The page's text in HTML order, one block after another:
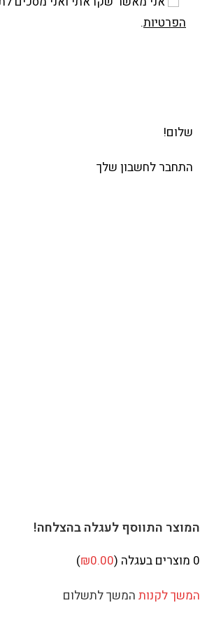
הפרטיות.
שלום!
התחבר לחשבון שלך
התווסף לעגלה בהצלחה!
מוצרים בעגלה ( ₪0.00
)
לקנות המשך לתשלום